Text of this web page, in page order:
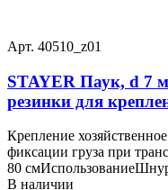
Арт. 40510_z01
STAYER Паук, d 7
резинки для
Крепление
фиксации груза при
80
В наличии